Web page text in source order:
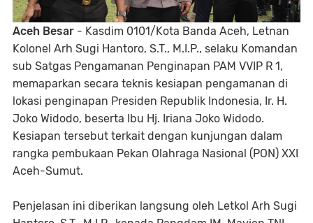
Aceh Besar - Kasdim 0101/Kota Banda Aceh, Letnan
Kolonel Arh Sugi Hantoro, S.T., M.I.P., selaku Komandan
sub Satgas Pengamanan Penginapan PAM VVIP R 1,
memaparkan secara teknis kesiapan pengamanan di
lokasi penginapan Presiden Republik Indonesia, Ir. H.
Joko Widodo, beserta Ibu Hj. Iriana Joko Widodo.
Kesiapan tersebut terkait dengan kunjungan dalam
rangka pembukaan Pekan Olahraga Nasional (PON) XXI
Aceh-Sumut.
Penjelasan ini diberikan langsung oleh Letkol Arh Sugi